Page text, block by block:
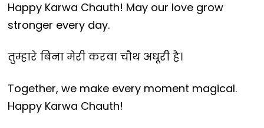
Happy Karwa Chauth! May our love grow
stronger every day.
तुम्हारे बिना मेरी करवा चौथ अधूरी है।
Together, we make every moment magical.
Happy Karwa Chauth!